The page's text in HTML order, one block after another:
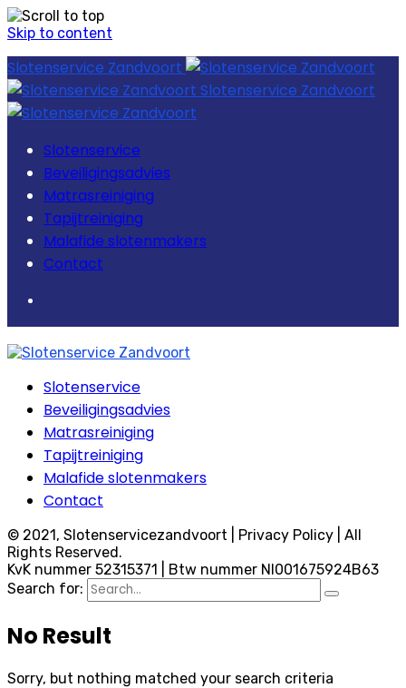
Skip to content
Slotenservice Zandvoort
Slotenservice Zandvoort
Slotenservice
Beveiligingsadvies
Matrasreiniging
Tapijtreiniging
Malafide slotenmakers
Contact
Slotenservice
Beveiligingsadvies
Matrasreiniging
Tapijtreiniging
Malafide slotenmakers
Contact
© 2021, Slotenservicezandvoort | Privacy Policy | All
Rights Reserved.
KvK nummer 52315371 | Btw nummer Nl001675924B63
Search for:
No Result
Sorry, but nothing matched your search criteria